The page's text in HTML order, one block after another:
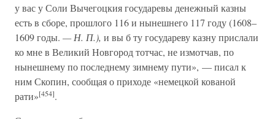
у вас у Соли Вычегоцкия государевы денежный казны
есть в сборе, прошлого 116 и нынешнего 117 году (1608–
1609 годы. — Н. П.), и вы б ту государеву казну прислали
ко мне в Великий Новгород тотчас, не измотчав, по
нынешнему по последнему зимнему пути», — писал к
ним Скопин, сообщая о приходе «немецкой кованой
рати»[454].